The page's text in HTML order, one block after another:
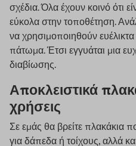
σχέδια. Όλα έχουν κοινό ότι
εύκολα στην τοποθέτηση.
να χρησιμοποιηθούν ευέλικτα
πάτωμα. Έτσι εγγυάται μια
διαβίωσης.
Αποκλειστικά
χρήσεις
Σε εμάς θα βρείτε πλακάκια
για δάπεδα ή τοίχους, αλλά